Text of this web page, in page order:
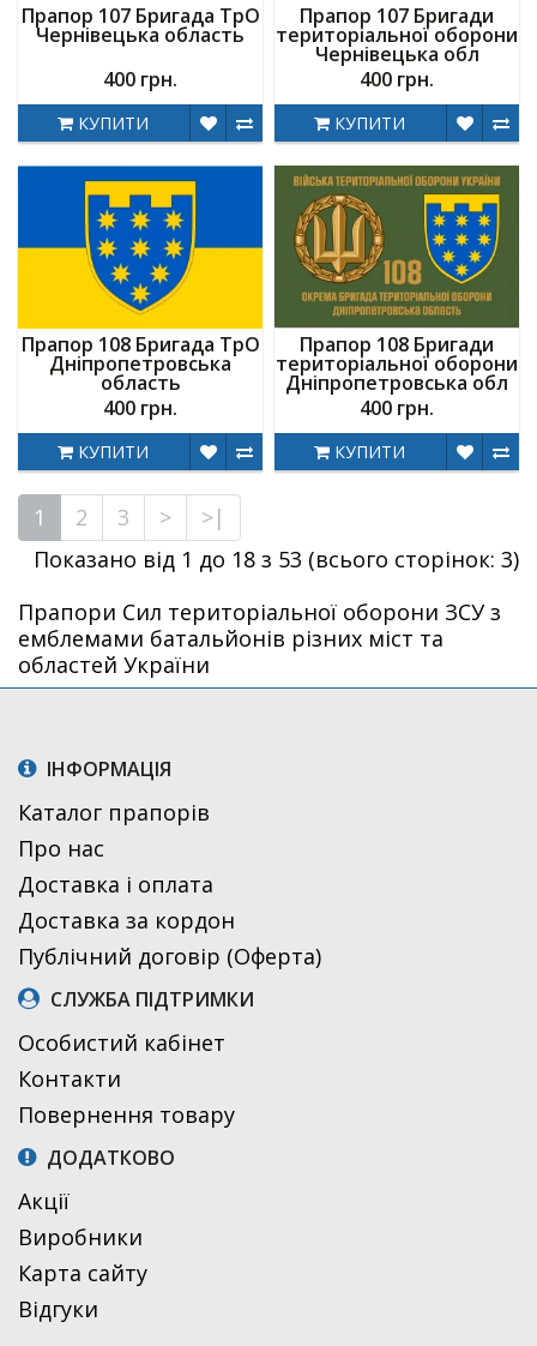
Прапор 107 Бригада ТрО
Чернівецька область
400 грн.
КУПИТИ
Прапор 107 Бригади
територіальної оборони
Чернівецька обл
400 грн.
КУПИТИ
Прапор 108 Бригада ТрО
Дніпропетровська
область
400 грн.
КУПИТИ
Прапор 108 Бригади
територіальної оборони
Дніпропетровська обл
400 грн.
КУПИТИ
1 2 3 >
>|
Показано від 1 до 18 з 53 (всього сторінок: 3)
Прапори Сил територіальної оборони ЗСУ з
емблемами батальйонів різних міст та
областей України
ІНФОРМАЦІЯ
Каталог прапорів
Про нас
Доставка і оплата
Доставка за кордон
Публічний договір (Оферта)
СЛУЖБА ПІДТРИМКИ
Особистий кабінет
Контакти
Повернення товару
ДОДАТКОВО
Акції
Виробники
Карта сайту
Відгуки